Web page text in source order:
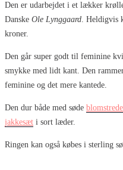
Den er udarbejdet i et lækker
Danske Ole Lynggaard. Heldigvis
kroner.
Den går super godt til feminine
smykke med lidt kant. Den
feminine og det mere kantede.
Den dur både med søde
jakkesæt i sort læder.
Ringen kan også købes i sterling